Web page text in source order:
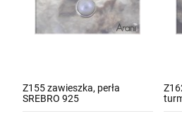
Z155 zawieszka, perła
SREBRO 925